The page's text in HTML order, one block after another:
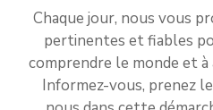
Chaque jour, nous vous
pertinentes et fiables
comprendre le monde et à
Informez-vous, prenez